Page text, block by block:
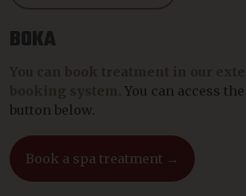
BOKA
You can book treatment in our
booking system. You can access
button below.
Book a spa treatment →